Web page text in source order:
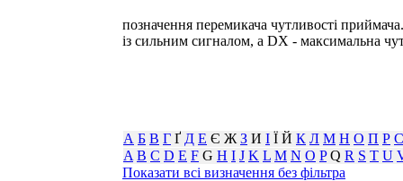
позначення перемикача чутливості
із сильним сигналом, а DX - максимальна
А Б В Г Ґ Д Е Є Ж З И І Ї Й К Л М Н О П Р С
A B C D E F G H I J K L M N O PQ R S T U
Показати всі визначення без фільтра